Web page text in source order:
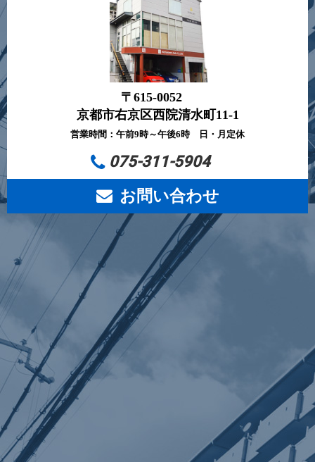
〒615-0052
京都市右京区西院清水町11-1
営業時間：午前9時～午後6時 日・月定休
075-311-5904
お問い合わせ